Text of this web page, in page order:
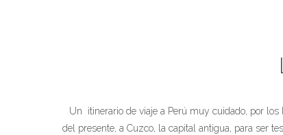
Un itinerario de viaje a Perú muy cuidado, por
del presente, a Cuzco, la capital antigua, para ser